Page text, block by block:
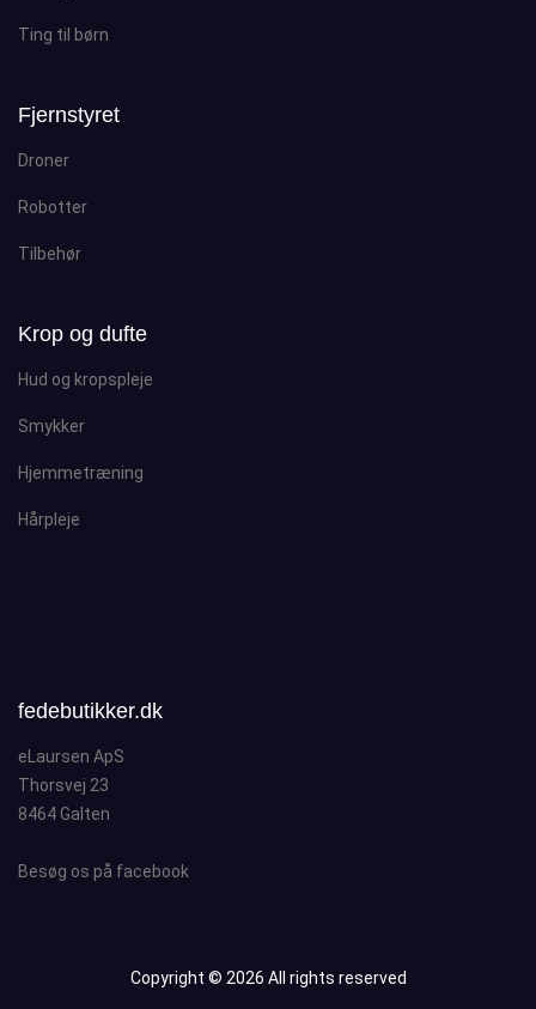
Ting til børn
Fjernstyret
Droner
Robotter
Tilbehør
Krop og dufte
Hud og kropspleje
Smykker
Hjemmetræning
Hårpleje
fedebutikker.dk
eLaursen ApS
Thorsvej 23
8464 Galten
Besøg os på facebook
Copyright © 2026 All rights reserved